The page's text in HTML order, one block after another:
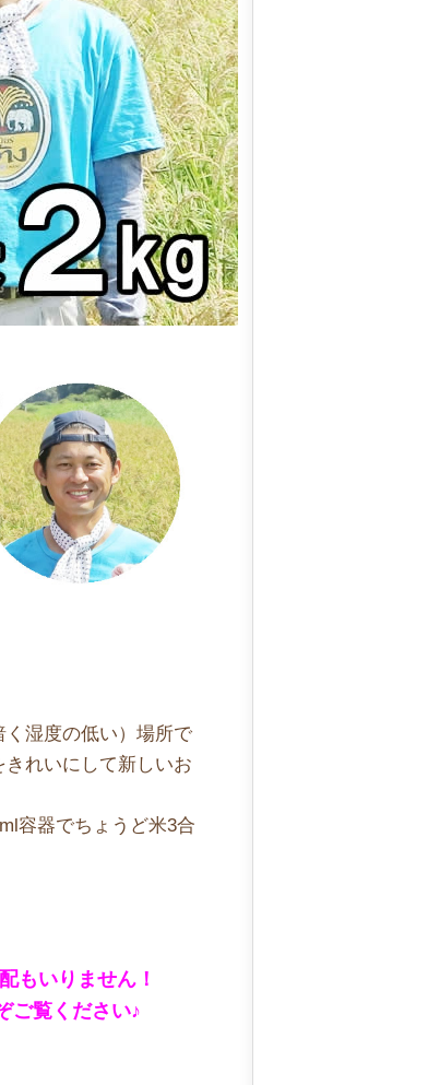
湿度の低い）場所で
れいにして新しいお
容器でちょうど米3合
もいりません！
ご覧ください♪